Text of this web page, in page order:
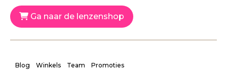
Ga naar de lenzenshop
Blog Winkels Team Promoties